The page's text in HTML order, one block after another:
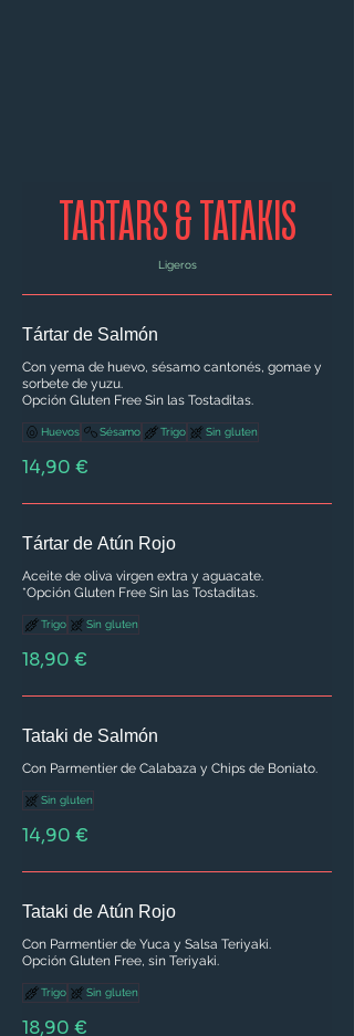
TARTARS & TATAKIS
Ligeros
Tártar de Salmón
Con yema de huevo, sésamo cantonés, gomae y
sorbete de yuzu.
Opción Gluten Free Sin las Tostaditas.
14,90 €
Huevos Sésamo Trigo Sin gluten
Tártar de Atún Rojo
Aceite de oliva virgen extra y aguacate.
*Opción Gluten Free Sin las Tostaditas.
18,90 €
Trigo Sin gluten
Tataki de Salmón
Con Parmentier de Calabaza y Chips de Boniato.
14,90 €
Sin gluten
Tataki de Atún Rojo
Con Parmentier de Yuca y Salsa Teriyaki.
Opción Gluten Free, sin Teriyaki.
18,90 €
Trigo Sin gluten